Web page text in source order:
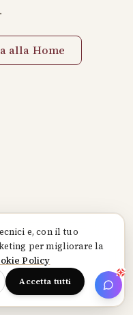
e, con il tuo
per migliorare la
Policy
Accetta tutti
alla Home